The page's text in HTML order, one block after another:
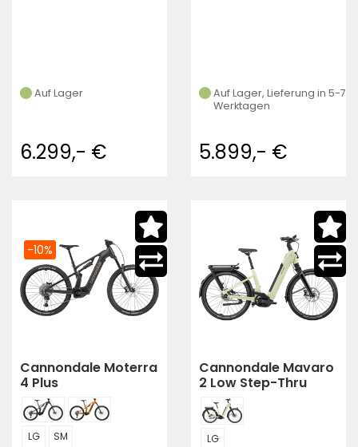
Auf Lager
6.299,- €
Auf Lager, Lieferung in 5-7
Werktagen
5.899,- €
Cannondale Moterra
4 Plus
LG
SM
-10%
Cannondale Mavaro
2 Low Step-Thru
LG